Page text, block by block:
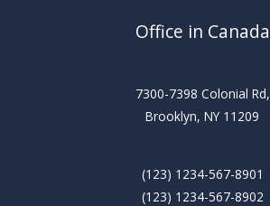
Office in Canada
7300-7398 Colonial Rd,
Brooklyn, NY 11209
(123) 1234-567-8901
(123) 1234-567-8902